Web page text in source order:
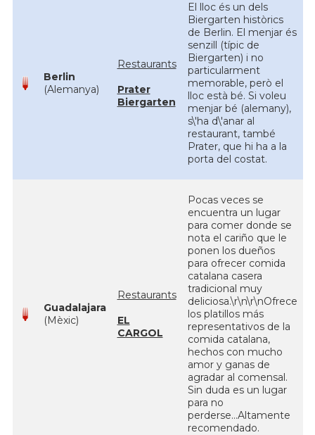
Berlin
(Alemanya)
Restaurants
Prater
Biergarten
El lloc és un dels
Biergarten històrics
de Berlin. El menjar és
senzill (típic de
Biergarten) i no
particularment
memorable, però el
lloc està bé. Si voleu
menjar bé (alemany),
s\'ha d\'anar al
restaurant, també
Prater, que hi ha a la
porta del costat.
Guadalajara
(Mèxic)
Restaurants
EL
CARGOL
Pocas veces se
encuentra un lugar
para comer donde se
nota el cariño que le
ponen los dueños
para ofrecer comida
catalana casera
tradicional muy
deliciosa.\r\n\r\nOfrece
los platillos más
representativos de la
comida catalana,
hechos con mucho
amor y ganas de
agradar al comensal.
Sin duda es un lugar
para no
perderse...Altamente
recomendado.